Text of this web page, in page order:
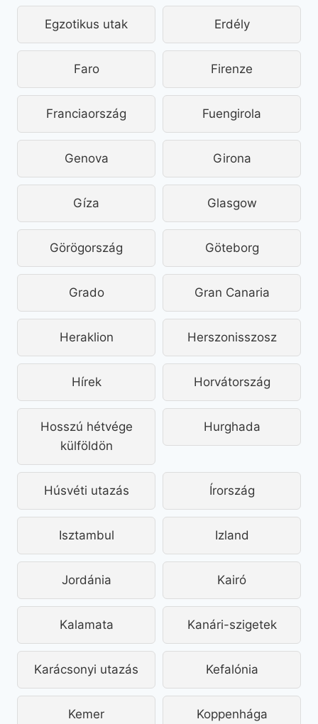
Egzotikus utak Erdély
Faro Firenze
Franciaország Fuengirola
Genova Girona
Gíza Glasgow
Görögország Göteborg
Grado Gran Canaria
Heraklion Herszonisszosz
Hírek Horvátország
Hosszú hétvége
külföldön
Hurghada
Húsvéti utazás Írország
Isztambul Izland
Jordánia Kairó
Kalamata Kanári-szigetek
Karácsonyi utazás Kefalónia
Kemer Koppenhága